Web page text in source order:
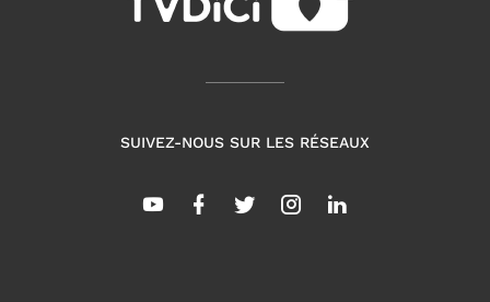
SUIVEZ-NOUS SUR LES RÉSEAUX